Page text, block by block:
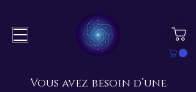
Vous avez besoin d’une